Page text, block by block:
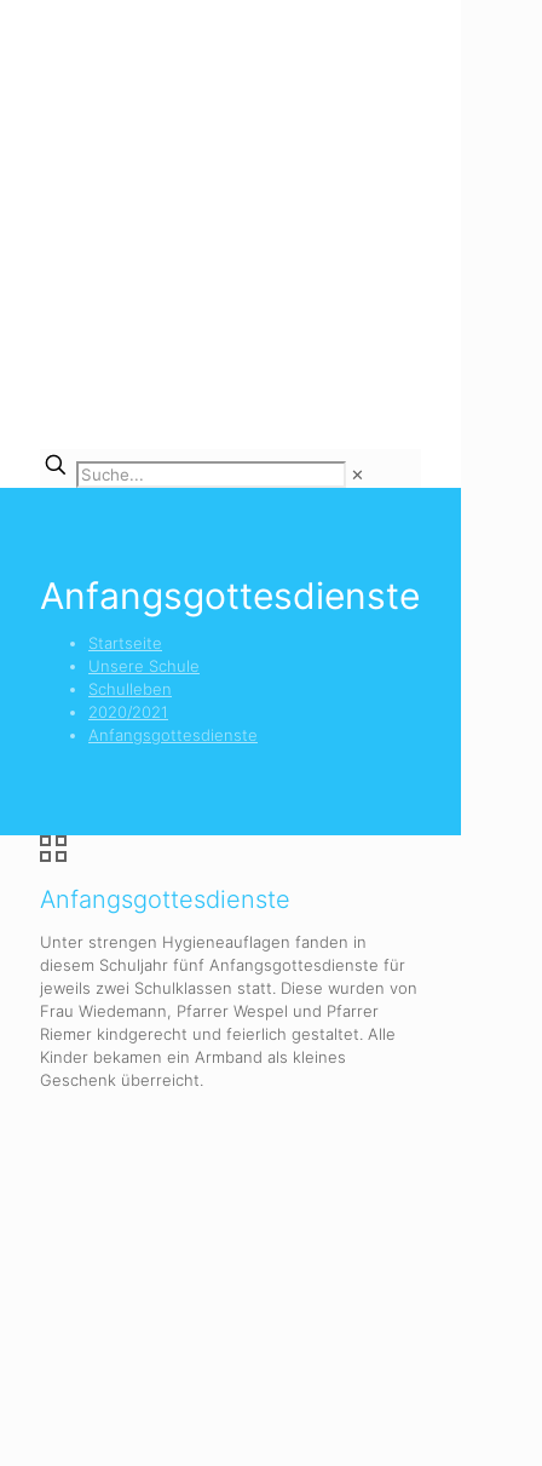
✕
Anfangsgottesdienste
Startseite
Unsere Schule
Schulleben
2020/2021
Anfangsgottesdienste
Anfangsgottesdienste
Unter strengen Hygieneauflagen fanden in
diesem Schuljahr fünf Anfangsgottesdienste für
jeweils zwei Schulklassen statt. Diese wurden von
Frau Wiedemann, Pfarrer Wespel und Pfarrer
Riemer kindgerecht und feierlich gestaltet. Alle
Kinder bekamen ein Armband als kleines
Geschenk überreicht.